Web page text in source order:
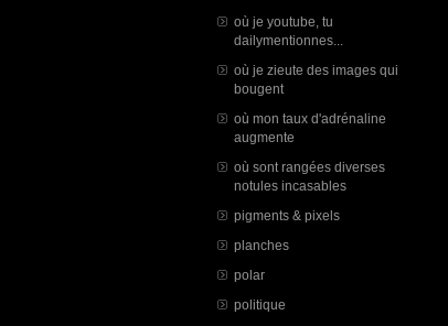
où je youtube, tu
dailymentionnes...
où je zieute des images qui
bougent
où mon taux d'adrénaline
augmente
où sont rangées diverses
notules incasables
pigments & pixels
planches
polar
politique